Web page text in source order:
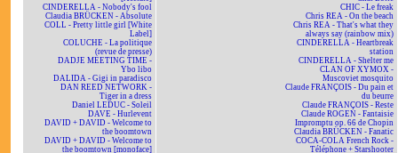
CINDERELLA - Nobody's fool
Claudia BRÜCKEN - Absolute
COLL - Pretty little girl [White
Label]
COLUCHE - La politique
(revue de presse)
DADJE MEETING TIME -
Ybo libo
DALIDA - Gigi in paradisco
DAN REED NETWORK -
Tiger in a dress
Daniel LEDUC - Soleil
DAVE - Hurlevent
DAVID + DAVID - Welcome to
the boomtown
DAVID + DAVID - Welcome to
the boomtown [monoface]
CHIC - Le freak
Chris REA - On the beach
Chris REA - That's what they
always say (rainbow mix)
CINDERELLA - Heartbreak
station
CINDERELLA - Shelter me
CLAN OF XYMOX -
Muscoviet mosquito
Claude FRANÇOIS - Du pain et
du beurre
Claude FRANÇOIS - Reste
Claude ROGEN - Fantaisie
Impromptu op. 66 de Chopin
Claudia BRÜCKEN - Fanatic
COCA-COLA French Rock -
Téléphone + Starshooter